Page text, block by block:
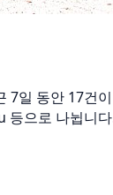
일 동안 17건
으로 나뉩니다